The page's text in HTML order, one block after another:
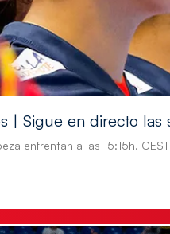
| Sigue en directo las
enfrentan a las 15:15h.